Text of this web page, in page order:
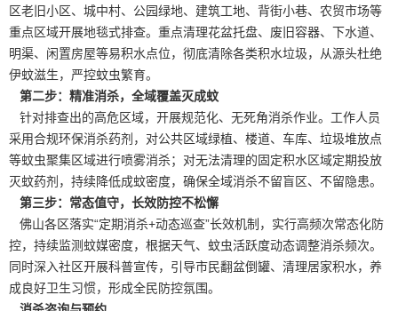
区老旧小区、城中村、公园绿地、建筑工地、背街小巷、农贸市场等
重点区域开展地毯式排查。重点清理花盆托盘、废旧容器、下水道、
明渠、闲置房屋等易积水点位，彻底清除各类积水垃圾，从源头杜绝
伊蚊滋生，严控蚊虫繁育。
第二步：精准消杀，全域覆盖灭成蚊
针对排查出的高危区域，开展规范化、无死角消杀作业。工作人员
采用合规环保消杀药剂，对公共区域绿植、楼道、车库、垃圾堆放点
等蚊虫聚集区域进行喷雾消杀；对无法清理的固定积水区域定期投放
灭蚊药剂 ，持续降低成蚊密度，确保全域消杀不留盲区、不留隐患。
第三步：常态值守，长效防控不松懈
佛山各区落实“定期消杀+动态巡查”长效机制，实行高频次常态化防
控，持续监测蚊媒密度，根据天气、蚊虫活跃度动态调整消杀频次。
同时深入社区开展科普宣传，引导市民翻盆倒罐、清理居家积水，养
成良好卫生习惯，形成全民防控氛围。